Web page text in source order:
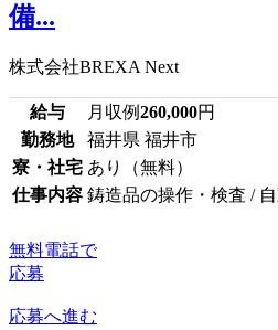
備...
株式会社BREXA Next
給与 月収例260,000円
勤務地
福井県 福井市
寮・社宅 あり（無料）
仕事内容 鋳造品の操作・検査 /
無料電話で
応募
応募へ進む